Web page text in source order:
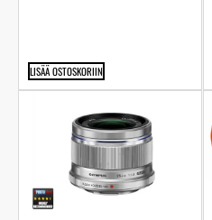
LISÄÄ OSTOSKORIIN